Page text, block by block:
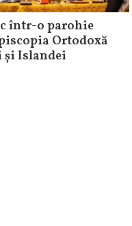
într-o parohie
Ortodoxă
și Islandei